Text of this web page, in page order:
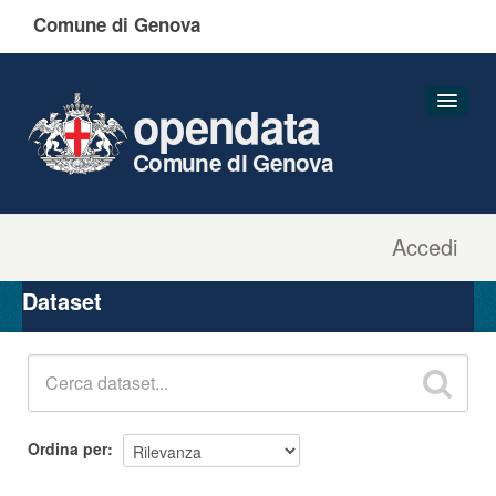
Comune di Genova
Accedi
opendata
Comune di Genova
Organizzazioni
Gruppi
Dataset
Ordina per